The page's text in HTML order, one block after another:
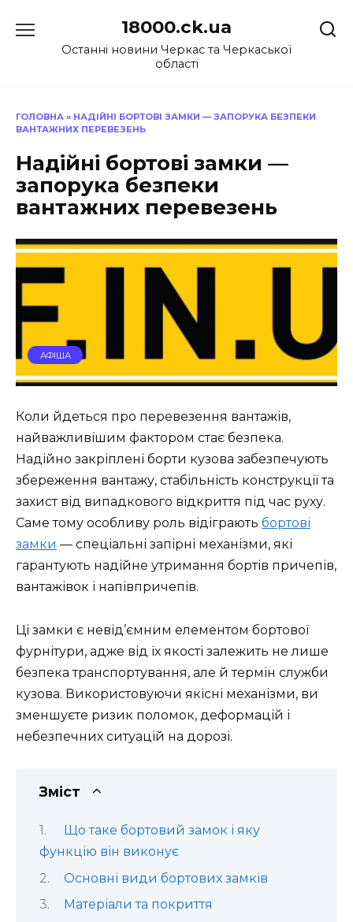
до
18000.ck.ua
Останні новини Черкас та Черкаської
області
ГОЛОВНА » НАДІЙНІ БОРТОВІ ЗАМКИ — ЗАПОРУКА БЕЗПЕКИ
ВАНТАЖНИХ ПЕРЕВЕЗЕНЬ
Надійні бортові замки —
запорука безпеки
вантажних перевезень
АФІША
Коли йдеться про перевезення вантажів,
найважливішим фактором стає безпека.
Надійно закріплені борти кузова забезпечують
збереження вантажу, стабільність конструкції та
захист від випадкового відкриття під час руху.
Саме тому особливу роль відіграють бортові
замки — спеціальні запірні механізми, які
гарантують надійне утримання бортів причепів,
вантажівок і напівпричепів.
Ці замки є невід’ємним елементом бортової
фурнітури, адже від їх якості залежить не лише
безпека транспортування, але й термін служби
кузова. Використовуючи якісні механізми, ви
зменшуєте ризик поломок, деформацій і
небезпечних ситуацій на дорозі.
Зміст
Що таке бортовий замок і яку
функцію він виконує
Основні види бортових замків
Матеріали та покриття